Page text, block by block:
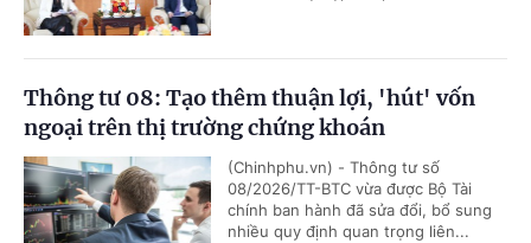
Thông tư 08: Tạo thêm thuận lợi, 'hút' vốn
ngoại trên thị trường chứng khoán
(Chinhphu.vn) - Thông tư số
08/2026/TT-BTC vừa được Bộ Tài
chính ban hành đã sửa đổi, bổ sung
nhiều quy định quan trọng liên...